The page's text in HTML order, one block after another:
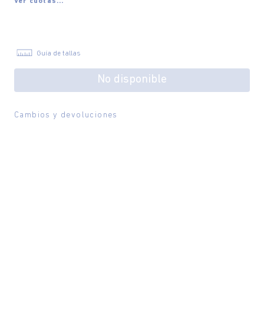
Guía de tallas
No disponible
Cambios y devoluciones